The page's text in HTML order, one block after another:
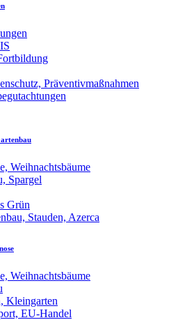
Präventivmaßnahmen
Weihnachtsbäume
Spargel
Grün
Stauden, Azerca
Weihnachtsbäume
Kleingarten
EU-Handel